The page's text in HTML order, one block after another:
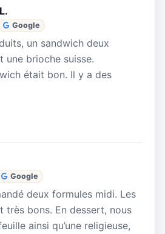
Google
un sandwich deux
une brioche suisse.
était bon. Il y a des
Google
deux formules midi. Les
très bons. En dessert, nous
ainsi qu’une religieuse,